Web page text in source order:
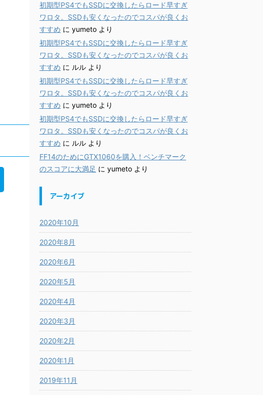
初期型PS4でもSSDに交換したらロード早すぎ
ワロタ。SSDも安くなったのでコスパが良くお
すすめ に yumeto より
初期型PS4でもSSDに交換したらロード早すぎ
ワロタ。SSDも安くなったのでコスパが良くお
すすめ に ルル より
初期型PS4でもSSDに交換したらロード早すぎ
ワロタ。SSDも安くなったのでコスパが良くお
すすめ に yumeto より
初期型PS4でもSSDに交換したらロード早すぎ
ワロタ。SSDも安くなったのでコスパが良くお
すすめ に ルル より
FF14のためにGTX1060を購入！ベンチマーク
のスコアに大満足 に yumeto より
アーカイブ
2020年10月
2020年8月
2020年6月
2020年5月
2020年4月
2020年3月
2020年2月
2020年1月
2019年11月